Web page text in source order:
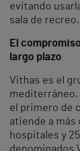
evitando
sala de recreo.
El
largo plazo
Vithas es el
mediterráneo,
el primero de
atiende a más
hospitales y